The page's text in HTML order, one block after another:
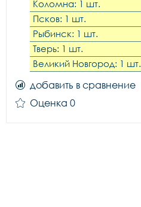
Коломна: 1 шт.
Псков: 1 шт.
Рыбинск: 1 шт.
Тверь: 1 шт.
Великий Новгород: 1 шт.
добавить в сравнение
Оценка 0